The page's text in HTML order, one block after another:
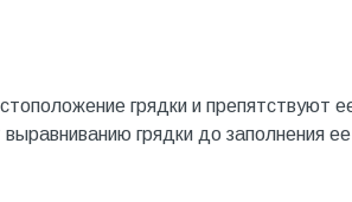
грядки и препятствуют
грядки до заполнения